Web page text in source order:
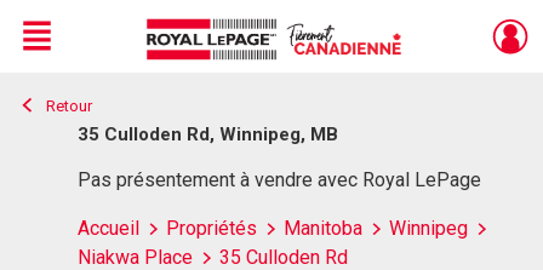
Live
En Direct
Menu
Retour
35 Culloden Rd, Winnipeg, MB
Pas présentement à vendre avec Royal LePage
Accueil Propriétés Manitoba
Winnipeg
Niakwa Place
35 Culloden Rd